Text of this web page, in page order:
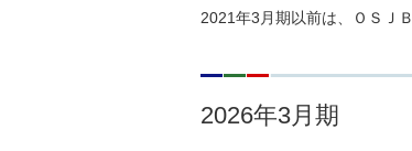
2021年3月期以前は、ＯＳＪ
2026年3月期